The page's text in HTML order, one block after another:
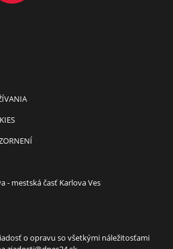
- mestská časť Karlova Ves
o opravu so všetkými náležitosťami